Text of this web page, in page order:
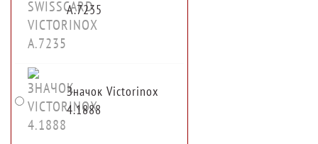
A.7235
Значок Victorinox
4.1888